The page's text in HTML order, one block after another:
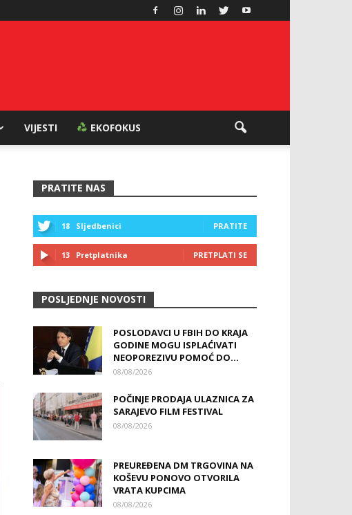
VIJESTI EKOFOKUS
PRATITE NAS
18 Sljedbenici PRATITE
13 Pretplatnika PRETPLATI SE
POSLJEDNJE NOVOSTI
POSLODAVCI U FBIH DO KRAJA
GODINE MOGU ISPLAĆIVATI
NEOPOREZIVU POMOĆ DO...
08/08/2026
POČINJE PRODAJA ULAZNICA ZA
SARAJEVO FILM FESTIVAL
08/08/2026
PREUREĐENA DM TRGOVINA NA
KOŠEVU PONOVO OTVORILA
VRATA KUPCIMA
08/08/2026